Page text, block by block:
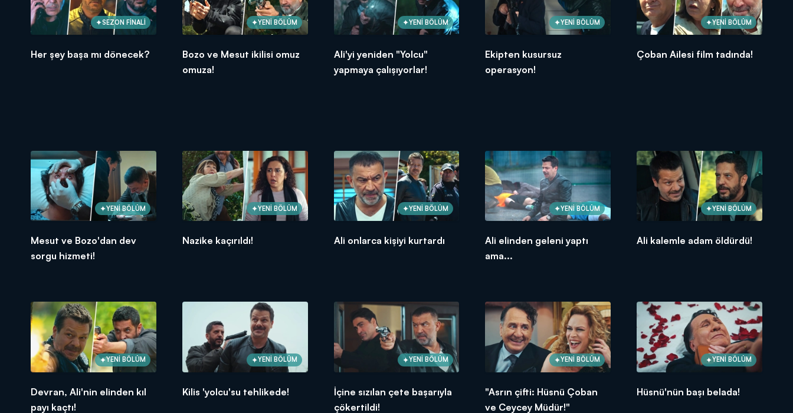
SEZON FİNALİ
Her şey başa mı dönecek?
YENİ BÖLÜM
Bozo ve Mesut ikilisi omuz
omuza!
YENİ BÖLÜM
Ali'yi yeniden "Yolcu"
yapmaya çalışıyorlar!
YENİ BÖLÜM
Ekipten kusursuz
operasyon!
YENİ BÖLÜM
Çoban Ailesi film tadında!
YENİ BÖLÜM
Mesut ve Bozo'dan dev
sorgu hizmeti!
YENİ BÖLÜM
Nazike kaçırıldı!
YENİ BÖLÜM
Ali onlarca kişiyi kurtardı
YENİ BÖLÜM
Ali elinden geleni yaptı
ama...
YENİ BÖLÜM
Ali kalemle adam öldürdü!
YENİ BÖLÜM
Devran, Ali'nin elinden kıl
payı kaçtı!
YENİ BÖLÜM
Kilis 'yolcu'su tehlikede!
YENİ BÖLÜM
İçine sızılan çete başarıyla
çökertildi!
YENİ BÖLÜM
"Asrın çifti: Hüsnü Çoban
ve Ceycey Müdür!"
YENİ BÖLÜM
Hüsnü'nün başı belada!